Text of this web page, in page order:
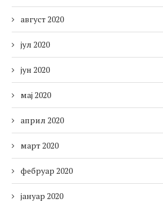
август 2020
јул 2020
јун 2020
мај 2020
април 2020
март 2020
фебруар 2020
јануар 2020